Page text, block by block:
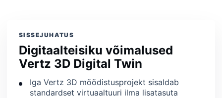
SISSEJUHATUS
Digitaalteisiku võimalused
Vertz 3D Digital Twin
Iga Vertz 3D mõõdistusprojekt sisaldab
standardset virtuaaltuuri ilma lisatasuta